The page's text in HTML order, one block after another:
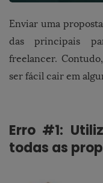
Enviar uma
das principais
freelancer.
ser fácil cair em
Erro #1:
todas as